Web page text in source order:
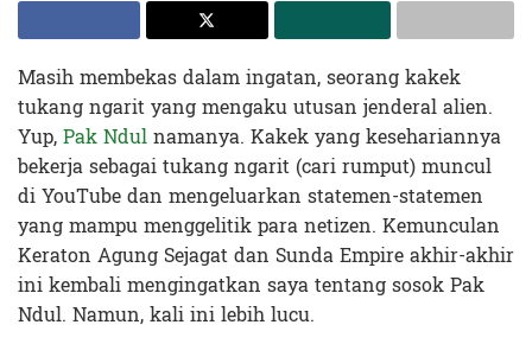
Masih membekas dalam ingatan, seorang kakek
tukang ngarit yang mengaku utusan jenderal alien.
Yup,Pak Ndulnamanya. Kakek yang kesehariannya
bekerja sebagai tukang ngarit (cari rumput) muncul
di YouTube dan mengeluarkan statemen-statemen
yang mampu menggelitik para netizen. Kemunculan
Keraton Agung Sejagat dan Sunda Empire akhir-akhir
ini kembali mengingatkan saya tentang sosok Pak
Ndul. Namun, kali ini lebih lucu.